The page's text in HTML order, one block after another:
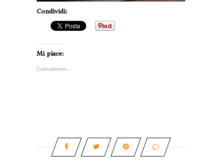
Condividi:
Mi piace:
Caricamento...